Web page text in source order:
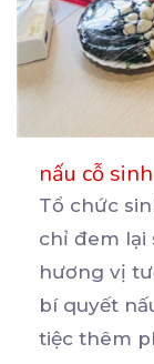
nấu cỗ
Tổ chức
chỉ đem lại
hương vị
bí quyết
tiệc thêm